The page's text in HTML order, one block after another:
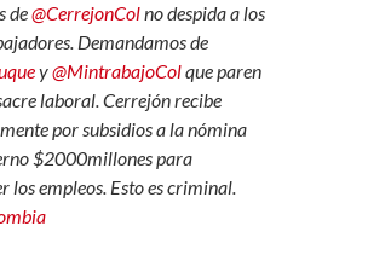
de@CerrejonColno despida a los
Demandamos de
y@MintrabajoColque paren
laboral. Cerrejón recibe
por subsidios a la nómina
$2000millones para
los empleos. Esto es criminal.